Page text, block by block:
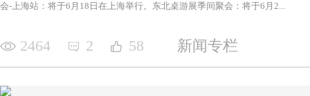
会-上海站：将于6月18日在上海举行。东北桌游展季间聚会：将于6月2...
2464 2 58 新闻专栏